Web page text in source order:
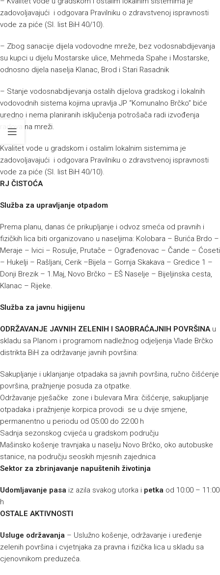
zadovoljavajući i odgovara Pravilniku o zdravstvenoj ispravnosti
vode za piće (Sl. list BiH 40/10).
– Zbog sanacije dijela vodovodne mreže, bez vodosnabdijevanja
su kupci u dijelu Mostarske ulice, Mehmeda Spahe i Mostarske,
odnosno dijela naselja Klanac, Brod i Stari Rasadnik
– Stanje vodosnabdijevanja ostalih dijelova gradskog i lokalnih
vodovodnih sistema kojima upravlja JP “Komunalno Brčko” biće
uredno i nema planiranih isključenja potrošača radi izvođenja
radova na mreži.
Kvalitet vode u gradskom i ostalim lokalnim sistemima je
zadovoljavajući i odgovara Pravilniku o zdravstvenoj ispravnosti
vode za piće (Sl. list BiH 40/10).
RJ ČISTOĆA
Služba za upravljanje otpadom
Prema planu, danas će prikupljanje i odvoz smeća od pravnih i
fizičkih lica biti organizovano u naseljima: Kolobara – Burića Brdo –
Meraje – Ivici – Rosulje, Prutače – Ograđenovac – Čande – Ćoseti
– Hukelji – Rašljani, Cerik –Bijela – Gornja Skakava – Gredice 1 –
Donji Brezik – 1.Maj, Novo Brčko – EŠ Naselje – Bijeljinska cesta,
Klanac – Rijeke.
Služba za javnu higijenu
ODRŽAVANJE JAVNIH ZELENIH I SAOBRAĆAJNIH POVRŠINAu
skladu sa Planom i programom nadležnog odjeljenja Vlade Brčko
distrikta BiH za održavanje javnih površina:
Sakupljanje i uklanjanje otpadaka sa javnih površina, ručno čišćenje
površina, pražnjenje posuda za otpatke.
Održavanje pješačke zone i bulevara Mira: čišćenje, sakupljanje
otpadaka i pražnjenje korpica provodi se u dvije smjene,
permanentno u periodu od 05:00 do 22:00 h
Sadnja sezonskog cvijeća u gradskom području
Mašinsko košenje travnjaka u naselju Novo Brčko, oko autobuske
stanice, na području seoskih mjesnih zajednica
Sektor za zbrinjavanje napuštenih životinja
Udomljavanje pasa iz azila svakog utorka i petka od 10:00 – 11:00
h
OSTALE AKTIVNOSTI
Usluge održavanja – Uslužno košenje, održavanje i uređenje
zelenih površina i cvjetnjaka za pravna i fizička lica u skladu sa
cjenovnikom preduzeća.